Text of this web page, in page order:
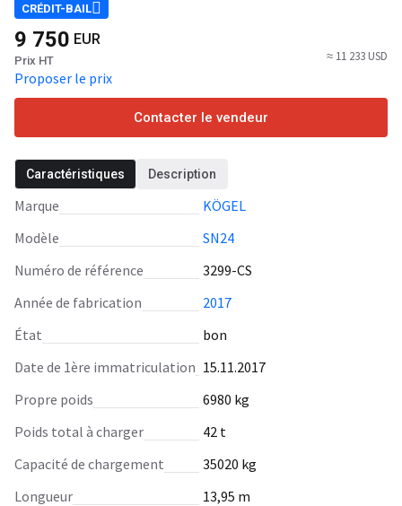
CRÉDIT-BAIL
9 750 EUR
Prix HT
Proposer le prix
≈ 11 233 USD
Contacter le vendeur
Caractéristiques Description
Marque
KÖGEL
Modèle
SN24
Numéro de référence
3299-CS
Année de fabrication
2017
État
bon
Date de 1ère immatriculation 15.11.2017
Propre poids
6980 kg
Poids total à charger
42 t
Capacité de chargement
35020 kg
Longueur
13,95 m